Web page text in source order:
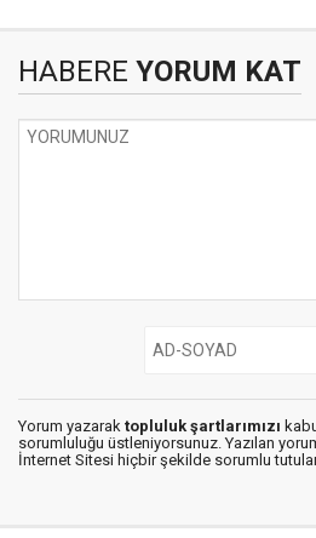
HABERE YORUM KAT
Yorum yazarak topluluk şartlarımızı
sorumluluğu üstleniyorsunuz. Yazılan
İnternet Sitesi hiçbir şekilde sorumlu